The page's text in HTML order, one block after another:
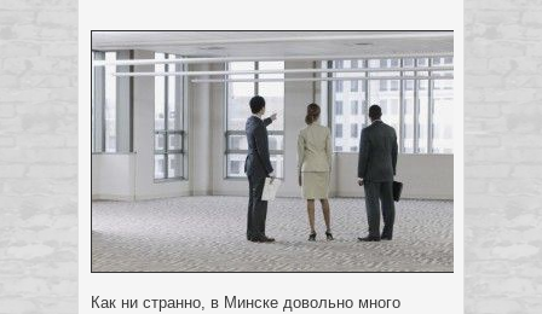
Как ни странно, в Минске довольно много